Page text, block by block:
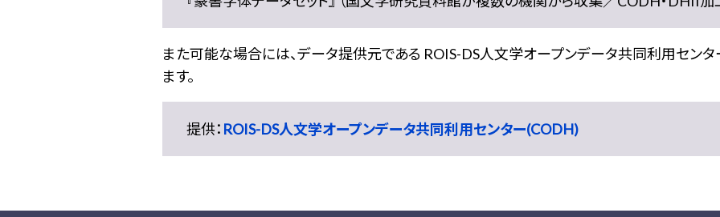
また可能な場合には、データ提供元である ROIS-DS人文学オープンデータ共同利用セン
ます。
提供： ROIS-DS人文学オープンデータ共同利用センター(CODH)